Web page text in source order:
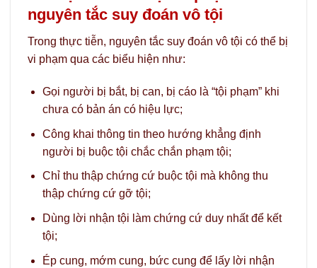
nguyên tắc suy đoán vô tội
Trong thực tiễn, nguyên tắc suy đoán vô tội có thể bị
vi phạm qua các biểu hiện như:
Gọi người bị bắt, bị can, bị cáo là “tội phạm” khi
chưa có bản án có hiệu lực;
Công khai thông tin theo hướng khẳng định
người bị buộc tội chắc chắn phạm tội;
Chỉ thu thập chứng cứ buộc tội mà không thu
thập chứng cứ gỡ tội;
Dùng lời nhận tội làm chứng cứ duy nhất để kết
tội;
Ép cung, mớm cung, bức cung để lấy lời nhận